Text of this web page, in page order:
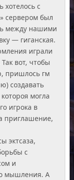
с
сервером был
между нашими
— гиганская.
играли
вот, чтобы
пришлось гм
создавать
могла
игрока в
приглашение,
эктсаза,
с
и
мышления. А